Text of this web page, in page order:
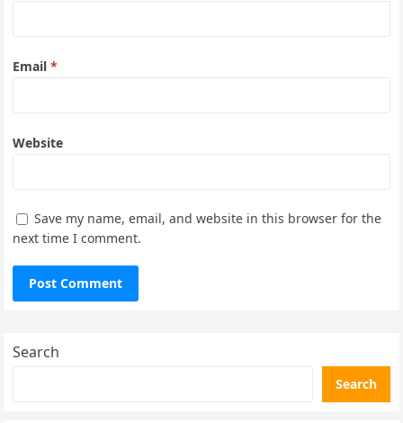
Email*
Website
Save my name, email, and website in this browser for the
next time I comment.
Search
Search